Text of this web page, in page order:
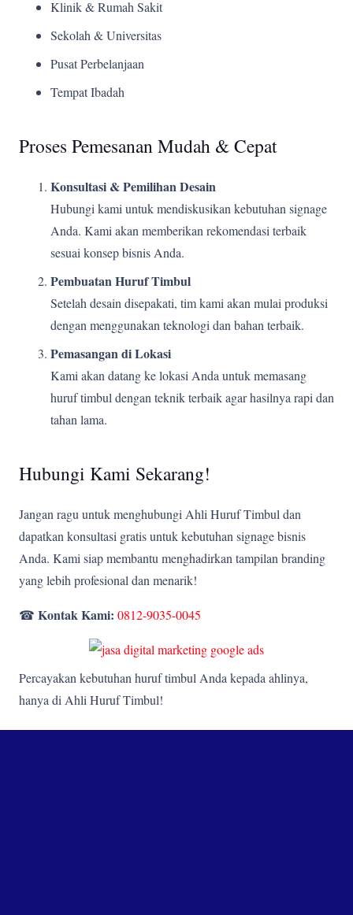
Klinik & Rumah Sakit
Sekolah & Universitas
Pusat Perbelanjaan
Tempat Ibadah
Proses Pemesanan Mudah & Cepat
Konsultasi & Pemilihan Desain
Hubungi kami untuk mendiskusikan kebutuhan signage
Anda. Kami akan memberikan rekomendasi terbaik
sesuai konsep bisnis Anda.
Pembuatan Huruf Timbul
Setelah desain disepakati, tim kami akan mulai produksi
dengan menggunakan teknologi dan bahan terbaik.
Pemasangan di Lokasi
Kami akan datang ke lokasi Anda untuk memasang
huruf timbul dengan teknik terbaik agar hasilnya rapi dan
tahan lama.
Hubungi Kami Sekarang!
Jangan ragu untuk menghubungi Ahli Huruf Timbul dan
dapatkan konsultasi gratis untuk kebutuhan signage bisnis
Anda. Kami siap membantu menghadirkan tampilan branding
yang lebih profesional dan menarik!
☎ Kontak Kami: 0812-9035-0045
Percayakan kebutuhan huruf timbul Anda kepada ahlinya,
hanya di Ahli Huruf Timbul!